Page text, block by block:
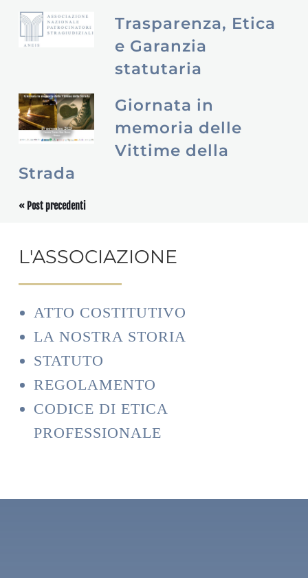
Trasparenza, Etica
e Garanzia
statutaria
Giornata in
memoria delle
Vittime della
Strada
« Post precedenti
L'ASSOCIAZIONE
ATTO COSTITUTIVO
LA NOSTRA STORIA
STATUTO
REGOLAMENTO
CODICE DI ETICA
PROFESSIONALE